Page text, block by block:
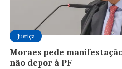
Justiça
Moraes pede
não depor à PF